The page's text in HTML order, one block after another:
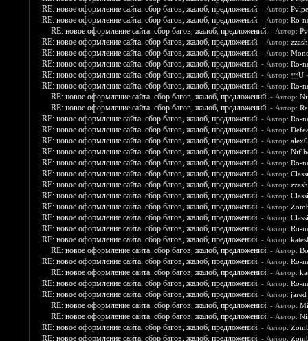
RE: новое оформление сайта. сбор багов, жалоб, предложений. - Автор:
RE: новое оформление сайта. сбор багов, жалоб, предложений. - Автор: Ro-
RE: новое оформление сайта. сбор багов, жалоб, предложений. - Автор:
RE: новое оформление сайта. сбор багов, жалоб, предложений. - Автор:
RE: новое оформление сайта. сбор багов, жалоб, предложений. - Автор:
RE: новое оформление сайта. сбор багов, жалоб, предложений. - Автор: Ro-
RE: новое оформление сайта. сбор багов, жалоб, предложений. - Автор: U-
RE: новое оформление сайта. сбор багов, жалоб, предложений. - Автор: Ro-
RE: новое оформление сайта. сбор багов, жалоб, предложений. - Автор:
RE: новое оформление сайта. сбор багов, жалоб, предложений. - Автор:
RE: новое оформление сайта. сбор багов, жалоб, предложений. - Автор: Ro-
RE: новое оформление сайта. сбор багов, жалоб, предложений. - Автор:
RE: новое оформление сайта. сбор багов, жалоб, предложений. - Автор:
RE: новое оформление сайта. сбор багов, жалоб, предложений. - Автор:
RE: новое оформление сайта. сбор багов, жалоб, предложений. - Автор: Ro-
RE: новое оформление сайта. сбор багов, жалоб, предложений. - Автор:
RE: новое оформление сайта. сбор багов, жалоб, предложений. - Автор:
RE: новое оформление сайта. сбор багов, жалоб, предложений. - Автор:
RE: новое оформление сайта. сбор багов, жалоб, предложений. - Автор:
RE: новое оформление сайта. сбор багов, жалоб, предложений. - Автор:
RE: новое оформление сайта. сбор багов, жалоб, предложений. - Автор: Ro-
RE: новое оформление сайта. сбор багов, жалоб, предложений. - Автор:
RE: новое оформление сайта. сбор багов, жалоб, предложений. - Автор:
RE: новое оформление сайта. сбор багов, жалоб, предложений. - Автор: Ro-
RE: новое оформление сайта. сбор багов, жалоб, предложений. - Автор:
RE: новое оформление сайта. сбор багов, жалоб, предложений. - Автор: Ro-
RE: новое оформление сайта. сбор багов, жалоб, предложений. - Автор:
RE: новое оформление сайта. сбор багов, жалоб, предложений. - Автор:
RE: новое оформление сайта. сбор багов, жалоб, предложений. - Автор:
RE: новое оформление сайта. сбор багов, жалоб, предложений. - Автор:
RE: новое оформление сайта. сбор багов, жалоб, предложений. - Автор: